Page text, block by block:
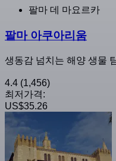
팔마 데 마요르카
팔마 아쿠아리움
생동감 넘치는 해양 생물
4.4 (1,456)
최저가격:
US$35.26